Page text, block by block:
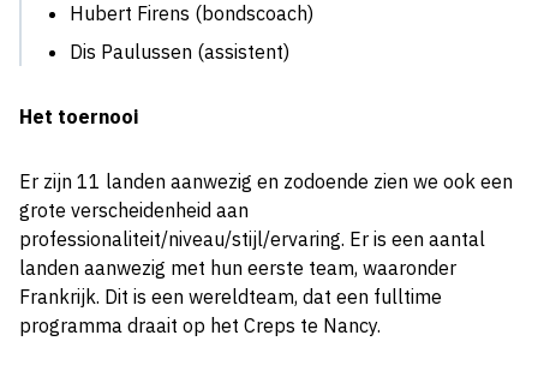
Hubert Firens (bondscoach)
Dis Paulussen (assistent)
Het toernooi
Er zijn 11 landen aanwezig en zodoende zien we ook een
grote verscheidenheid aan
professionaliteit/niveau/stijl/ervaring. Er is een aantal
landen aanwezig met hun eerste team, waaronder
Frankrijk. Dit is een wereldteam, dat een fulltime
programma draait op het Creps te Nancy.